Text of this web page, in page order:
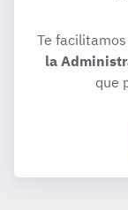
Te
la
que